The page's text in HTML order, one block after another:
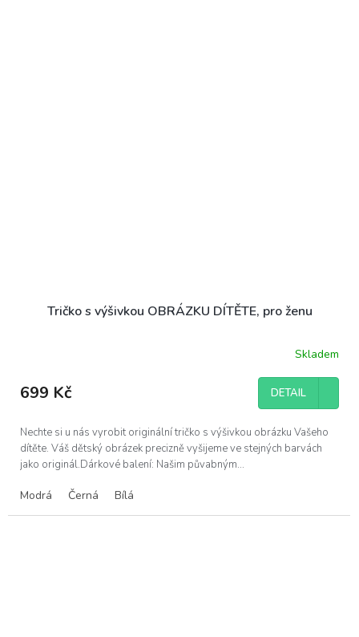
Tričko s výšivkou OBRÁZKU DÍTĚTE, pro ženu
Skladem
699 Kč DETAIL
Nechte si u nás vyrobit originální tričko s výšivkou obrázku Vašeho
dítěte. Váš dětský obrázek precizně vyšijeme ve stejných barvách
jako originál.Dárkové balení: Našim půvabným...
Modrá Černá Bílá